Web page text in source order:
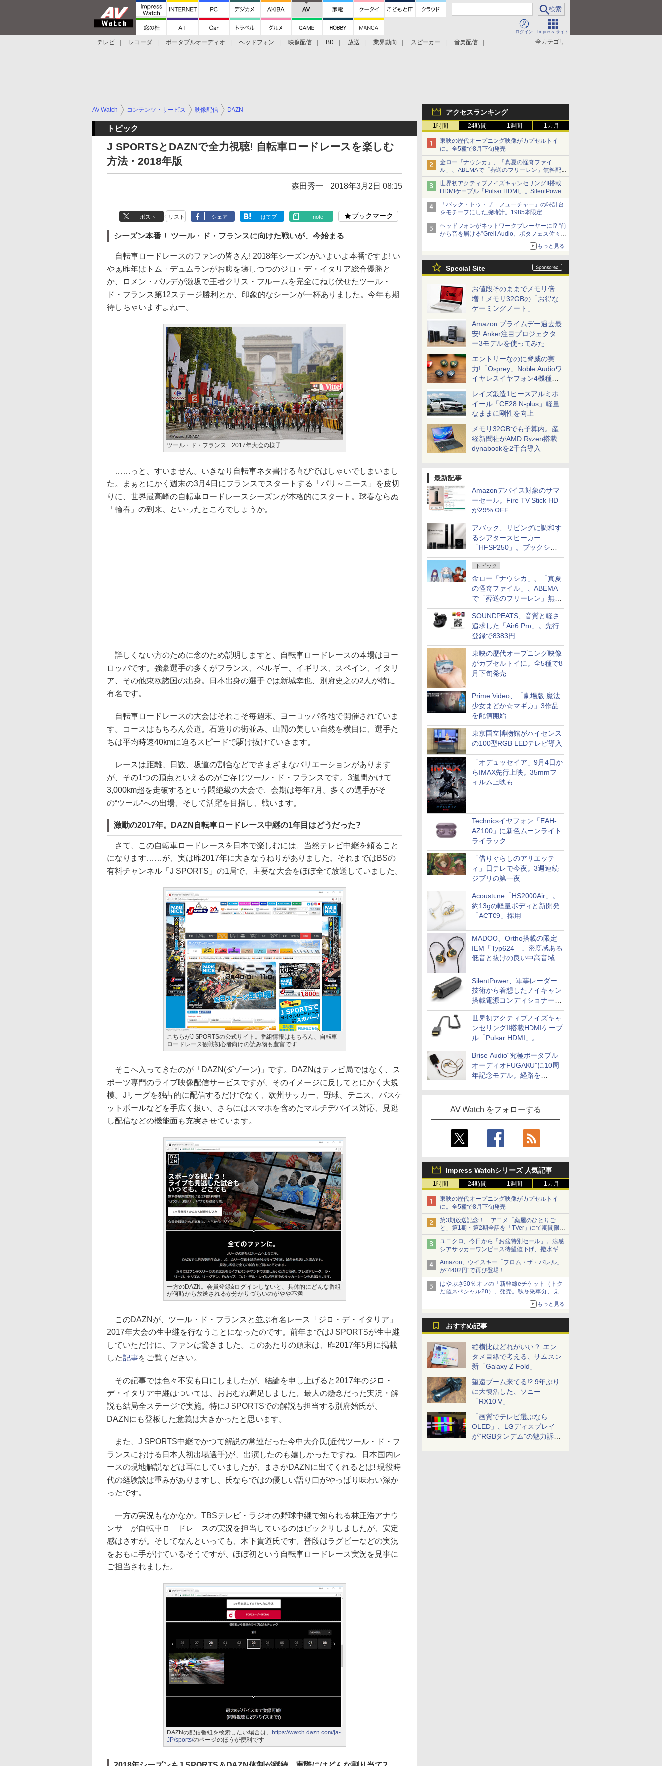
ログイン Impress サイト
全カテゴリ
テレビ レコーダ ポータブルオーディオ ヘッドフォン 映像配信 BD 放送 業界動向 スピーカー
音楽配信
アクセスランキング
1時間 24時間 1週間 1カ月
東映の歴代オープニング映像がカプセルトイ
に。全5種で8月下旬発売
金ロー「ナウシカ」、「真夏の怪奇ファイ
ル」、ABEMAで「葬送のフリーレン」無料配信
など。夏の特番・配信情報
世界初アクティブノイズキャンセリングII搭載
HDMIケーブル「Pulsar HDMI」。SilentPower
から
「バック・トゥ・ザ・フューチャー」の時計台
をモチーフにした腕時計。1985本限定
ヘッドフォンがネットワークプレーヤーに!? “前
から音を届ける”Grell Audio、ポタフェス佐々木
もっと見る
Special Site
お値段そのままでメモリ倍
増！メモリ32GBの「お得な
ゲーミングノート」
Amazon プライムデー過去最
安! Anker注目プロジェクタ
ー3モデルを使ってみた
エントリーなのに脅威の実
力!「Osprey」Noble Audioワ
イヤレスイヤフォン4機種を
一気に聴く
レイズ鍛造1ピースアルミホ
イール「CE28 N-plus」軽量
なままに剛性を向上
メモリ32GBでも予算内。産
経新聞社がAMD Ryzen搭載
dynabookを2千台導入
最新記事
Amazonデバイス対象のサマ
ーセール。Fire TV Stick HD
が29% OFF
アバック、リビングに調和す
るシアタースピーカー
「HFSP250」。ブックシェ
ルフはペア3万円以下
トピック
金ロー「ナウシカ」、「真夏
の怪奇ファイル」、ABEMA
で「葬送のフリーレン」無料
配信など。夏の特番・配信情
報
SOUNDPEATS、音質と軽さ
追求した「Air6 Pro」。先行
登録で8383円
東映の歴代オープニング映像
がカプセルトイに。全5種で8
月下旬発売
Prime Video、「劇場版 魔法
少女まどか☆マギカ」3作品
を配信開始
東京国立博物館がハイセンス
の100型RGB LEDテレビ導入
「オデュッセイア」9月4日か
らIMAX先行上映。35mmフ
ィルム上映も
Technicsイヤフォン「EAH-
AZ100」に新色ムーンライト
ライラック
「借りぐらしのアリエッテ
ィ」日テレで今夜。3週連続
ジブリの第一夜
Acoustune「HS2000Air」。
約13gの軽量ボディと新開発
「ACT09」採用
MADOO、Ortho搭載の限定
IEM「Typ624」。密度感ある
低音と抜けの良い中高音域
SilentPower、軍事レーダー
技術から着想したノイキャン
搭載電源コンディショナー
「AC iPurifier2」
世界初アクティブノイズキャ
ンセリングII搭載HDMIケーブ
ル「Pulsar HDMI」。
SilentPowerから
Brise Audio“究極ポータブル
オーディオFUGAKU”に10周
年記念モデル。経路を
AV Watch をフォローする
Impress Watchシリーズ 人気記事
1時間 24時間 1週間 1カ月
東映の歴代オープニング映像がカプセルトイ
に。全5種で8月下旬発売
第3期放送記念！ アニメ「薬屋のひとりご
と」第1期・第2期全話を「TVer」にて期間限定
で順次無料配信開始
ユニクロ、今日から「お盆特別セール」。涼感
シアサッカーワンピース待望値下げ、撥水ギア
ショーツは1990円に
Amazon、ウイスキー「フロム・ザ・バレル」
が“4402円”で再び登場！
はやぶさ50％オフの「新幹線eチケット（トク
だ値スペシャル28）」発売。秋冬乗車分、えき
もっと見る
おすすめ記事
縦横比はどれがいい？ エン
タメ目線で考える、サムスン
新「Galaxy Z Fold」
望遠ブーム来てる!? 9年ぶり
に大復活した、ソニー
「RX10 V」
「画質でテレビ選ぶなら
OLED」、LGディスプレイ
が“RGBタンデム”の魅力訴
AV Watch コンテンツ・サービス 映像配信 DAZN
トピック
J SPORTSとDAZNで全力視聴! 自転車ロードレースを楽しむ
方法・2018年版
森田秀一 2018年3月2日 08:15
ポスト リスト シェア はてブ note ブックマーク
シーズン本番！ ツール・ド・フランスに向けた戦いが、今始まる
自転車ロードレースのファンの皆さん! 2018年シーズンがいよいよ本番ですよ! い
やぁ昨年はトム・デュムランがお腹を壊しつつのジロ・デ・イタリア総合優勝と
か、ロメン・バルデが激坂で王者クリス・フルームを完全にねじ伏せたツール・
ド・フランス第12ステージ勝利とか、印象的なシーンが一杯ありました。今年も期
待しちゃいますよねー。
ツール・ド・フランス 2017年大会の様子
……っと、すいません。いきなり自転車ネタ書ける喜びではしゃいでしまいまし
た。まぁとにかく週末の3月4日にフランスでスタートする「パリ～ニース」を皮切
りに、世界最高峰の自転車ロードレースシーズンが本格的にスタート。球春ならぬ
「輪春」の到来、といったところでしょうか。
詳しくない方のために念のため説明しますと、自転車ロードレースの本場はヨー
ロッパです。強豪選手の多くがフランス、ベルギー、イギリス、スペイン、イタリ
ア、その他東欧諸国の出身。日本出身の選手では新城幸也、別府史之の2人が特に
有名です。
自転車ロードレースの大会はそれこそ毎週末、ヨーロッパ各地で開催されていま
す。コースはもちろん公道。石造りの街並み、山間の美しい自然を横目に、選手た
ちは平均時速40kmに迫るスピードで駆け抜けていきます。
レースは距離、日数、坂道の割合などでさまざまなバリエーションがあります
が、その1つの頂点といえるのがご存じツール・ド・フランスです。3週間かけて
3,000km超を走破するという悶絶級の大会で、会期は毎年7月。多くの選手がそ
の“ツール”への出場、そして活躍を目指し、戦います。
激動の2017年。DAZN自転車ロードレース中継の1年目はどうだった?
さて、この自転車ロードレースを日本で楽しむには、当然テレビ中継を頼ること
になります……が、実は昨2017年に大きなうねりがありました。それまではBSの
有料チャンネル「J SPORTS」の1局で、主要な大会をほぼ全て放送していました。
こちらがJ SPORTSの公式サイト。番組情報はもちろん、自転車
ロードレース観戦初心者向けの読み物も豊富です
そこへ入ってきたのが「DAZN(ダゾーン)」です。DAZNはテレビ局ではなく、ス
ポーツ専門のライブ映像配信サービスですが、そのイメージに反してとにかく大規
模。Jリーグを独占的に配信するだけでなく、欧州サッカー、野球、テニス、バスケ
ットボールなどを手広く扱い、さらにはスマホを含めたマルチデバイス対応、見逃
し配信などの機能面も充実させています。
一方のDAZN。会員登録&ログインしないと、具体的にどんな番組
が何時から放送されるか分かりづらいのがやや不満
このDAZNが、ツール・ド・フランスと並ぶ有名レース「ジロ・デ・イタリア」
2017年大会の生中継を行なうことになったのです。前年まではJ SPORTSが生中継
していただけに、ファンは驚きました。このあたりの顛末は、昨2017年5月に掲載
した記事をご覧ください。
その記事では色々不安も口にしましたが、結論を申し上げると2017年のジロ・
デ・イタリア中継はついては、おおむね満足しました。最大の懸念だった実況・解
説も結局全ステージで実施。特にJ SPORTSでの解説も担当する別府始氏が、
DAZNにも登板した意義は大きかったと思います。
また、J SPORTS中継でかつて解説の常連だった今中大介氏(近代ツール・ド・フ
ランスにおける日本人初出場選手)が、出演したのも嬉しかったですね。日本国内レ
ースの現地解説などは耳にしていましたが、まさかDAZNに出てくれるとは! 現役時
代の経験談は重みがありますし、氏ならではの優しい語り口がやっぱり味わい深か
ったです。
一方の実況もなかなか。TBSテレビ・ラジオの野球中継で知られる林正浩アナウ
ンサーが自転車ロードレースの実況を担当しているのはビックリしましたが、安定
感はさすが。そしてなんといっても、木下貴道氏です。普段はラグビーなどの実況
をおもに手がけているそうですが、ほぼ初という自転車ロードレース実況を見事に
ご担当されました。
DAZNの配信番組を検索したい場合は、
https://watch.dazn.com/ja-
JP/sports/のページのほうが便利です